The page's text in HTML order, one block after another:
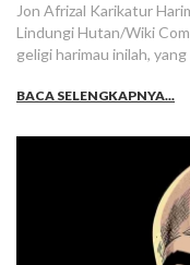
Jon Afrizal Karikatur
Lindungi Hutan/Wiki
geligi harimau inilah,
BACA SELENGKAPNYA...